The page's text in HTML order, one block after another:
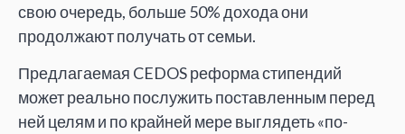
свою очередь, больше 50% дохода они
продолжают получать от семьи.
Предлагаемая CEDOS реформа стипендий
может реально послужить поставленным перед
ней целям и по крайней мере выглядеть «по-